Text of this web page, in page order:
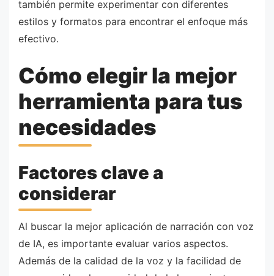
también permite experimentar con diferentes
estilos y formatos para encontrar el enfoque más
efectivo.
Cómo elegir la mejor
herramienta para tus
necesidades
Factores clave a
considerar
Al buscar la mejor aplicación de narración con voz
de IA, es importante evaluar varios aspectos.
Además de la calidad de la voz y la facilidad de